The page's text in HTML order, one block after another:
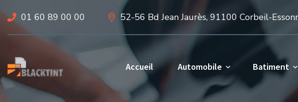
01 60 89 00 00 52-56 Bd Jean Jaurès, 91100 Corbeil-
Accueil Automobile Batiment